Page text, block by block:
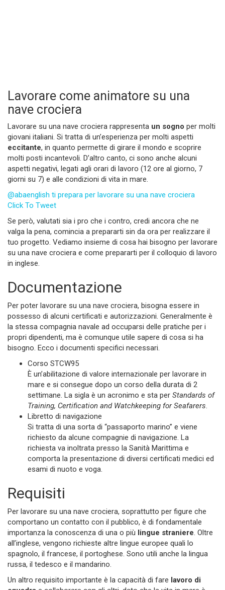
Lavorare come animatore su una
nave crociera
Lavorare su una nave crociera rappresenta un sogno per molti
giovani italiani. Si tratta di un’esperienza per molti aspetti
eccitante, in quanto permette di girare il mondo e scoprire
molti posti incantevoli. D’altro canto, ci sono anche alcuni
aspetti negativi, legati agli orari di lavoro (12 ore al giorno, 7
giorni su 7) e alle condizioni di vita in mare.
@abaenglish ti prepara per lavorare su una nave crociera
Click To Tweet
Se però, valutati sia i pro che i contro, credi ancora che ne
valga la pena, comincia a prepararti sin da ora per realizzare il
tuo progetto. Vediamo insieme di cosa hai bisogno per lavorare
su una nave crociera e come prepararti per il colloquio di lavoro
in inglese.
Documentazione
Per poter lavorare su una nave crociera, bisogna essere in
possesso di alcuni certificati e autorizzazioni. Generalmente è
la stessa compagnia navale ad occuparsi delle pratiche per i
propri dipendenti, ma è comunque utile sapere di cosa si ha
bisogno. Ecco i documenti specifici necessari.
Corso STCW95
È un’abilitazione di valore internazionale per lavorare in
mare e si consegue dopo un corso della durata di 2
settimane. La sigla è un acronimo e sta per Standards of
Training, Certification and Watchkeeping for Seafarers.
Libretto di navigazione
Si tratta di una sorta di “passaporto marino” e viene
richiesto da alcune compagnie di navigazione. La
richiesta va inoltrata presso la Sanità Marittima e
comporta la presentazione di diversi certificati medici ed
esami di nuoto e voga.
Requisiti
Per lavorare su una nave crociera, soprattutto per figure che
comportano un contatto con il pubblico, è di fondamentale
importanza la conoscenza di una o più lingue straniere. Oltre
all’inglese, vengono richieste altre lingue europee quali lo
spagnolo, il francese, il portoghese. Sono utili anche la lingua
russa, il tedesco e il mandarino.
Un altro requisito importante è la capacità di fare lavoro di